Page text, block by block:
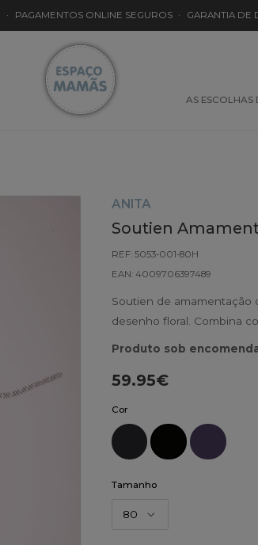
· PAGAMENTOS ONLINE SEGUROS · GARANTIA DE
AS ESCOLHAS
ANITA
Soutien
REF: 5053-001-80H
EAN: 4009706397489
Soutien de amamentação
desenho floral. Combina
Produto sob
59.95€
Cor
Tamanho
80